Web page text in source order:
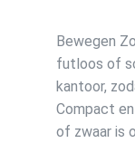
Bewegen
futloos of
kantoor,
Compact
of zwaar is